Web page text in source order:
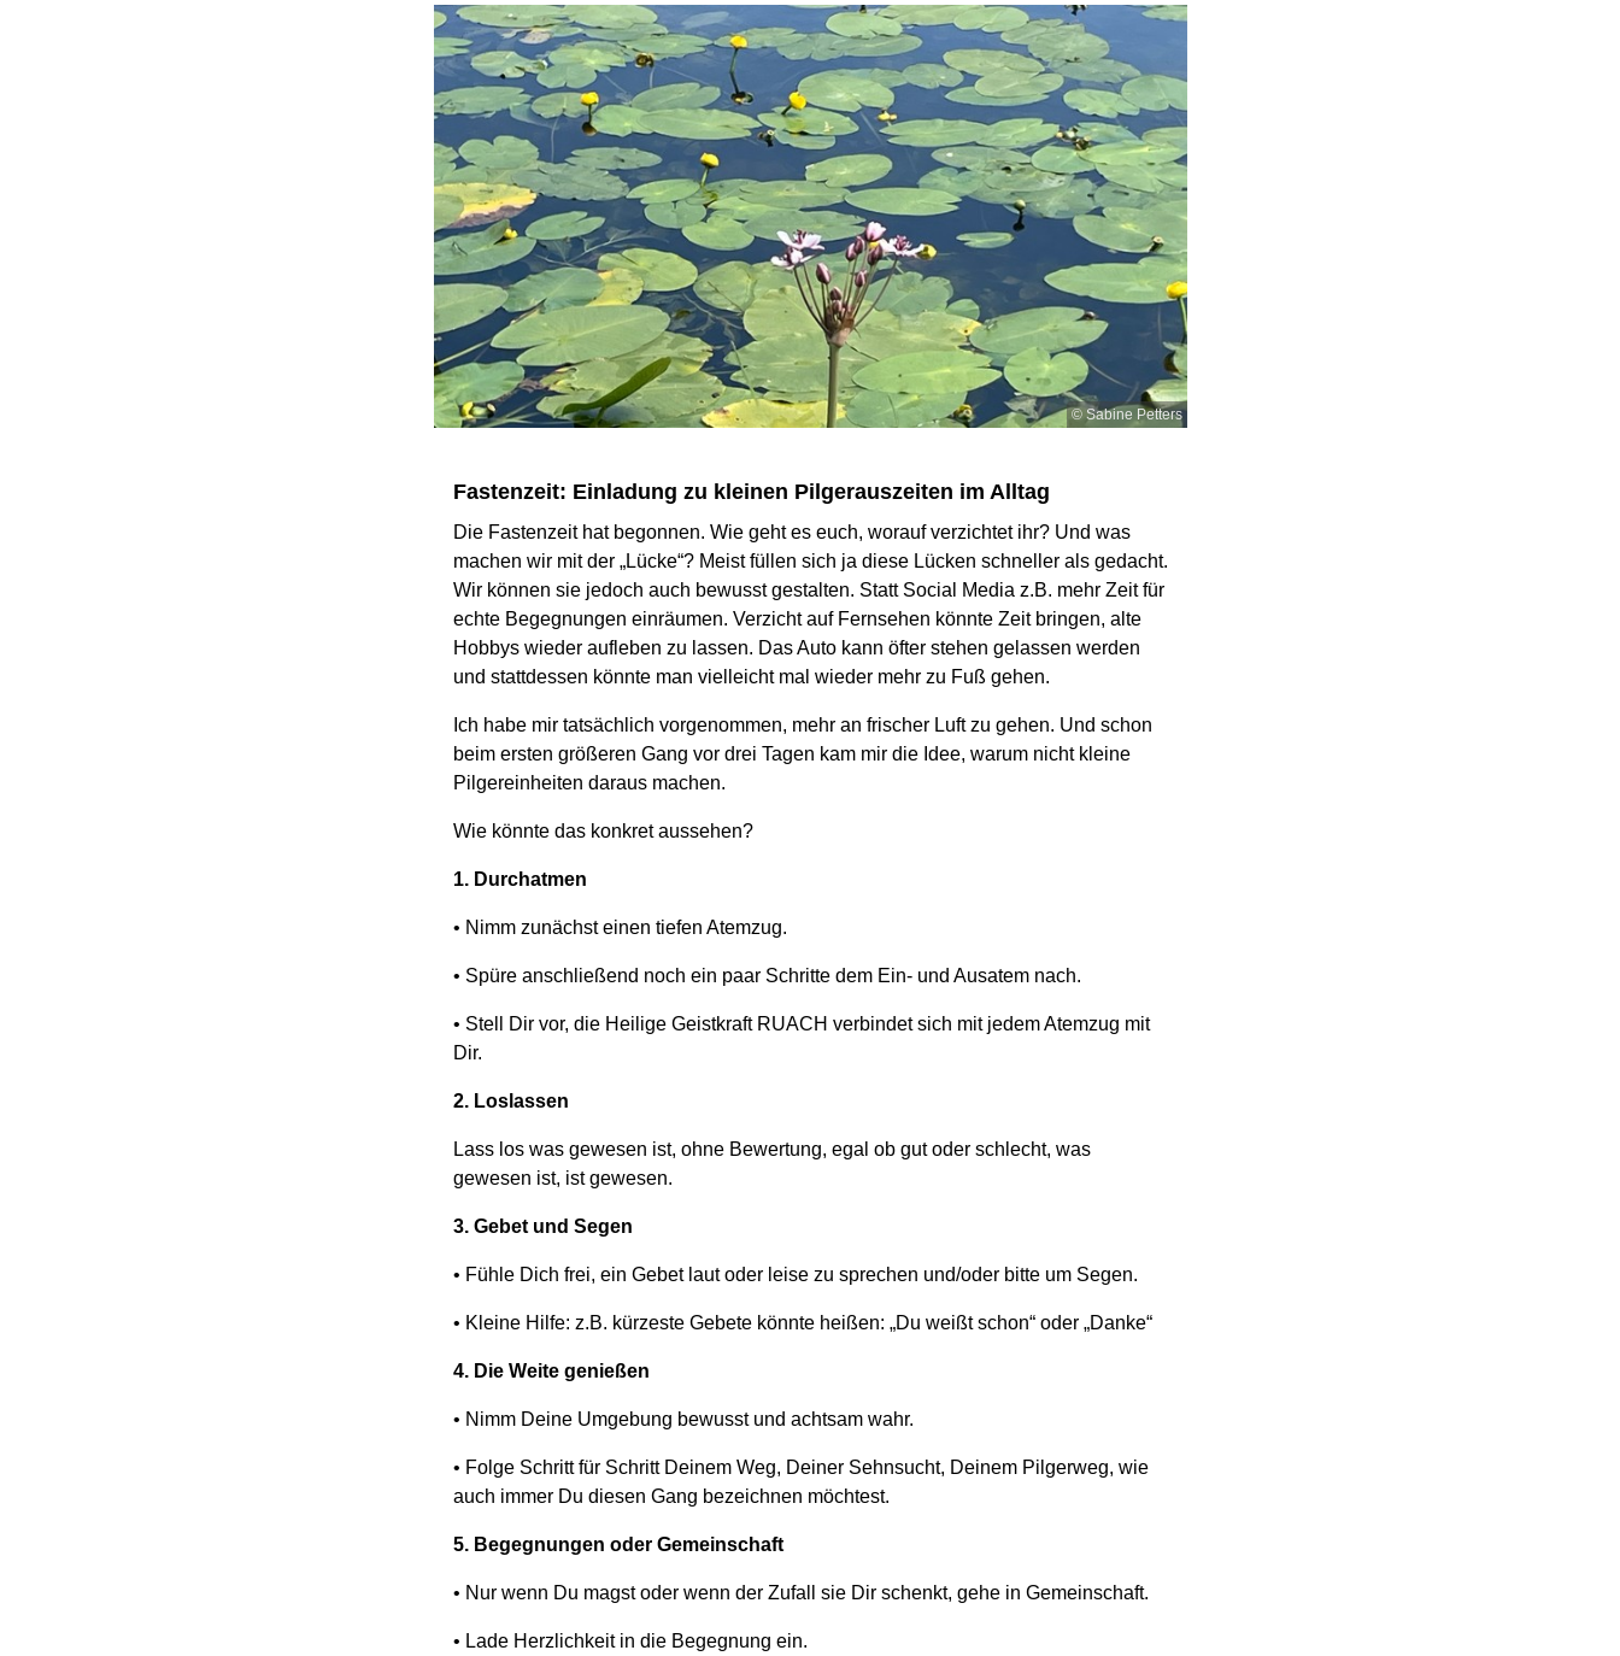
© Sabine Petters
Fastenzeit: Einladung zu kleinen Pilgerauszeiten im Alltag
Die Fastenzeit hat begonnen. Wie geht es euch, worauf verzichtet ihr? Und was
machen wir mit der „Lücke“? Meist füllen sich ja diese Lücken schneller als gedacht.
Wir können sie jedoch auch bewusst gestalten. Statt Social Media z.B. mehr Zeit für
echte Begegnungen einräumen. Verzicht auf Fernsehen könnte Zeit bringen, alte
Hobbys wieder aufleben zu lassen. Das Auto kann öfter stehen gelassen werden
und stattdessen könnte man vielleicht mal wieder mehr zu Fuß gehen.
Ich habe mir tatsächlich vorgenommen, mehr an frischer Luft zu gehen. Und schon
beim ersten größeren Gang vor drei Tagen kam mir die Idee, warum nicht kleine
Pilgereinheiten daraus machen.
Wie könnte das konkret aussehen?
1. Durchatmen
• Nimm zunächst einen tiefen Atemzug.
• Spüre anschließend noch ein paar Schritte dem Ein- und Ausatem nach.
• Stell Dir vor, die Heilige Geistkraft RUACH verbindet sich mit jedem Atemzug mit
Dir.
2. Loslassen
Lass los was gewesen ist, ohne Bewertung, egal ob gut oder schlecht, was
gewesen ist, ist gewesen.
3. Gebet und Segen
• Fühle Dich frei, ein Gebet laut oder leise zu sprechen und/oder bitte um Segen.
• Kleine Hilfe: z.B. kürzeste Gebete könnte heißen: „Du weißt schon“ oder „Danke“
4. Die Weite genießen
• Nimm Deine Umgebung bewusst und achtsam wahr.
• Folge Schritt für Schritt Deinem Weg, Deiner Sehnsucht, Deinem Pilgerweg, wie
auch immer Du diesen Gang bezeichnen möchtest.
5. Begegnungen oder Gemeinschaft
• Nur wenn Du magst oder wenn der Zufall sie Dir schenkt, gehe in Gemeinschaft.
• Lade Herzlichkeit in die Begegnung ein.